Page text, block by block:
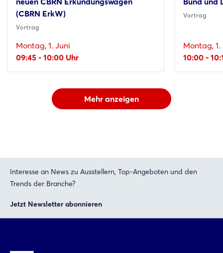
(CBRN ErkW)
Vortrag
Montag, 1. Juni
09:45 - 10:00 Uhr
Vortrag
Montag, 1.
10:00 -
Mehr anzeigen
Interesse an News zu Ausstellern, Top-Angeboten und den
Trends der Branche?
Jetzt Newsletter abonnieren